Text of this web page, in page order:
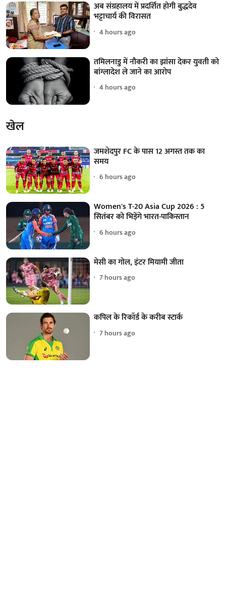
अब संग्रहालय में प्रदर्शित होगी बुद्धदेव
भट्टाचार्य की विरासत
4 hours ago
तमिलनाडु में नौकरी का झांसा देकर युवती को
बांग्लादेश ले जाने का आरोप
4 hours ago
खेल
जमशेदपुर FC के पास 12 अगस्त तक का
समय
6 hours ago
Women's T-20 Asia Cup 2026 : 5
सितंबर को भिड़ेंगे भारत-पाकिस्तान
6 hours ago
मेसी का गोल, इंटर मियामी जीता
7 hours ago
कपिल के रिकॉर्ड के करीब स्टार्क
7 hours ago